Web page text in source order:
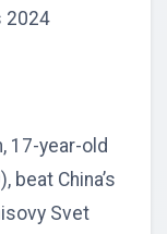
2024
17-year-old
beat China’s
Svet